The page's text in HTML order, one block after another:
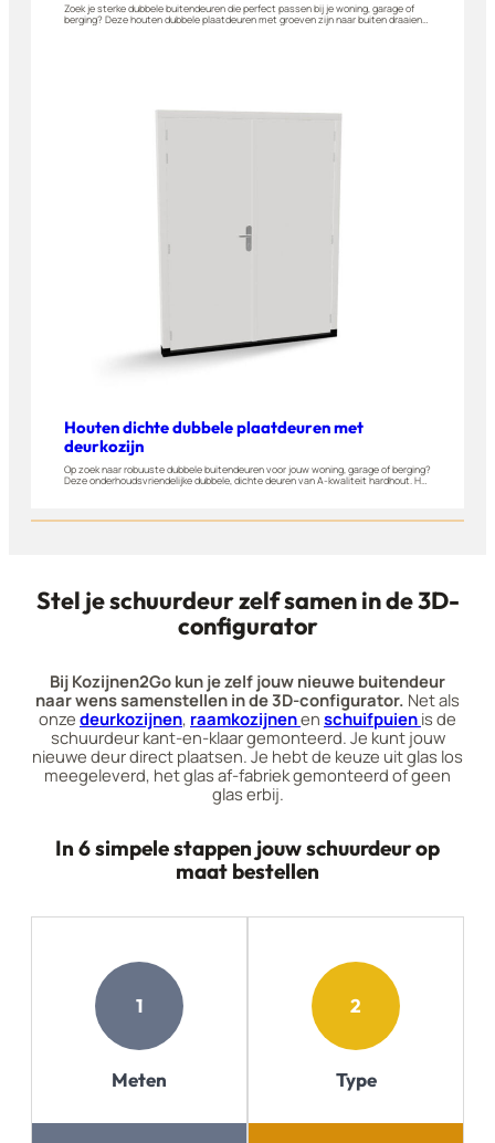
Zoek je sterke dubbele buitendeuren die perfect passen bij je woning, garage of
berging? Deze houten dubbele plaatdeuren met groeven zijn naar buiten draaiend
Houten dichte dubbele plaatdeuren met
deurkozijn
Op zoek naar robuuste dubbele buitendeuren voor jouw woning, garage of berging?
Deze onderhoudsvriendelijke dubbele, dichte deuren van A-kwaliteit hardhout. Het
Stel je schuurdeur zelf samen in de 3D-
configurator
Bij Kozijnen2Go kun je zelf jouw nieuwe buitendeur
naar wens samenstellen in de 3D-configurator. Net als
onze deurkozijnen, raamkozijnenen schuifpuien is de
schuurdeur kant-en-klaar gemonteerd. Je kunt jouw
nieuwe deur direct plaatsen. Je hebt de keuze uit glas los
meegeleverd, het glas af-fabriek gemonteerd of geen
glas erbij.
In 6 simpele stappen jouw schuurdeur op
maat bestellen
1
Meten
2
Type